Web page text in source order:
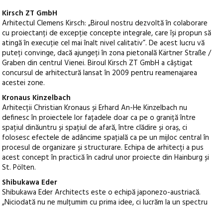
Kirsch ZT GmbH
Arhitectul Clemens Kirsch: „Biroul nostru dezvoltă în colaborare
cu proiectanți de excepție concepte integrale, care își propun să
atingă în execuție cel mai înalt nivel calitativ”. De acest lucru vă
puteți convinge, dacă ajungeți în zona pietonală Kärtner Straße /
Graben din centrul Vienei. Biroul Kirsch ZT GmbH a câștigat
concursul de arhitectură lansat în 2009 pentru reamenajarea
acestei zone.
Kronaus Kinzelbach
Arhitecții Christian Kronaus și Erhard An-He Kinzelbach nu
definesc în proiectele lor fațadele doar ca pe o graniță între
spațiul dinăuntru și spațiul de afară, între clădire și oraș, ci
folosesc efectele de adâncime spațială ca pe un mijloc central în
procesul de organizare și structurare. Echipa de arhitecți a pus
acest concept în practică în cadrul unor proiecte din Hainburg și
St. Pölten.
Shibukawa Eder
Shibukawa Eder Architects este o echipă japonezo-austriacă.
„Niciodată nu ne mulțumim cu prima idee, ci lucrăm la un spectru